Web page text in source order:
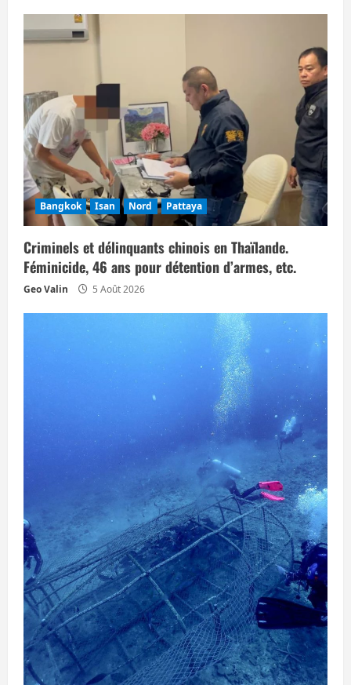
i
c
l
e
Bangkok Isan Nord Pattaya
Criminels et délinquants chinois en Thaïlande.
Féminicide, 46 ans pour détention d’armes, etc.
Geo Valin 5 Août 2026